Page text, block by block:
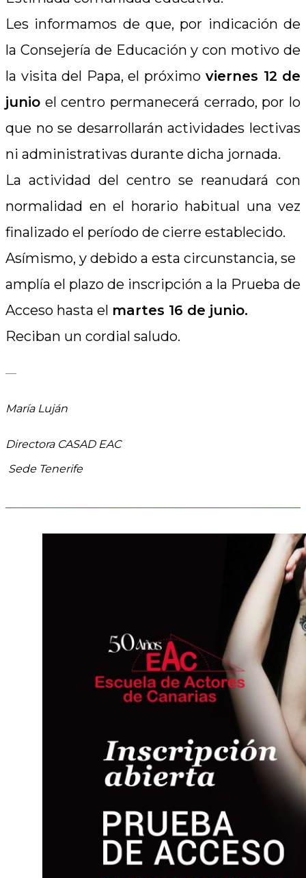
Les informamos de que, por indicación de
la Consejería de Educación y con motivo de
la visita del Papa, el próximoviernes 12 de
junio el centro permanecerá cerrado, por lo
que no se desarrollarán actividades lectivas
ni administrativas durante dicha jornada.
La actividad del centro se reanudará con
normalidad en el horario habitual una vez
finalizado el período de cierre establecido.
Asímismo, y debido a esta circunstancia, se
amplía el plazo de inscripción a la Prueba de
Acceso hasta el martes 16 de junio.
Reciban un cordial saludo.
—
María Luján
Directora CASAD EAC
Sede Tenerife